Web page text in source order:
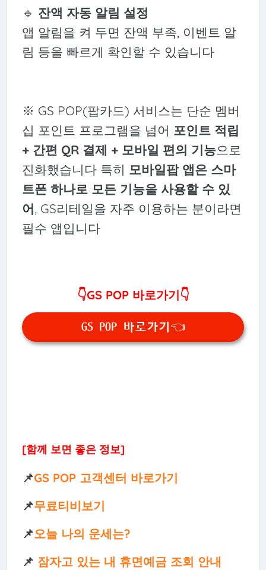
🔹 잔액 자동 알림 설정
앱 알림을 켜 두면 잔액 부족, 이벤트 알
림 등을 빠르게 확인할 수 있습니다
※ GS POP(팝카드) 서비스는 단순 멤버
십 포인트 프로그램을 넘어 포인트 적립
+ 간편 QR 결제 + 모바일 편의 기능으로
진화했습니다 특히 모바일팝 앱은 스마
트폰 하나로 모든 기능을 사용할 수 있
어, GS리테일을 자주 이용하는 분이라면
필수 앱입니다
👇GS POP 바로가기👇
GS POP 바로가기👈
[함께 보면 좋은 정보]
📌GS POP 고객센터 바로가기
📌무료티비보기
📌오늘 나의 운세는?
📌 잠자고 있는 내 휴면예금 조회 안내